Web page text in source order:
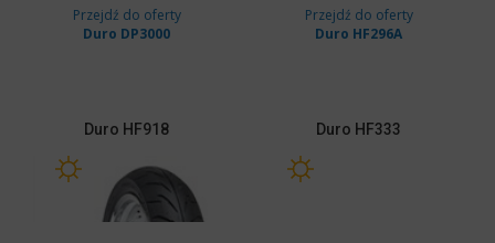
Przejdź do oferty
Duro DP3000
Przejdź do oferty
Duro HF296A
Duro HF918 Duro HF333